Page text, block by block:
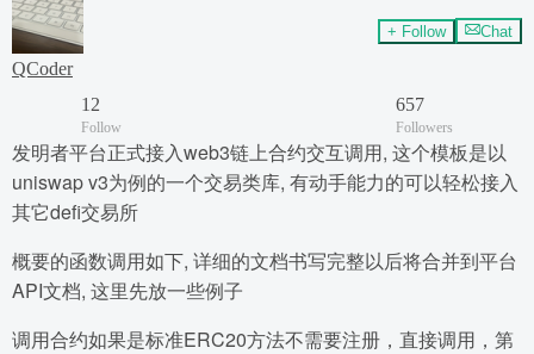
QCoder
+ Follow Chat
12
Follow
657
Followers
发明者平台正式接入web3链上合约交互调用, 这个模板是以
uniswap v3为例的一个交易类库, 有动手能力的可以轻松接入
其它defi交易所
概要的函数调用如下, 详细的文档书写完整以后将合并到平台
API文档, 这里先放一些例子
调用合约如果是标准ERC20方法不需要注册，直接调用，第